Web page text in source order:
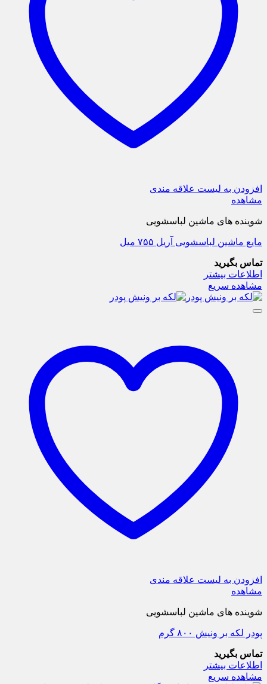
افزودن به لیست علاقه مندی
مشاهده
شوینده های ماشین لباسشویی
مایع ماشین لباسشویی آریل ۷۵۵ میل
تماس بگیرید
اطلاعات بیشتر
مشاهده سریع
افزودن به لیست علاقه مندی
مشاهده
شوینده های ماشین لباسشویی
پودر لکه بر ونیش ۸۰۰ گرم
تماس بگیرید
اطلاعات بیشتر
مشاهده سریع